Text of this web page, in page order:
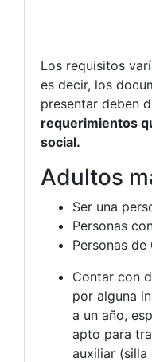
Los requisitos
es decir, los
presentar deben
requerimientos
social.
Adultos
Ser una
Personas
Personas de
Contar con
por alguna
a un año,
apto para
auxiliar (silla